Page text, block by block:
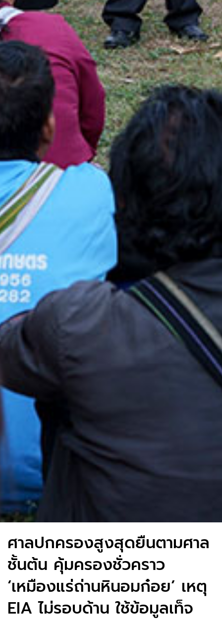
ศาลปกครองสูงสุดยืนตามศาล
ชั้นต้น คุ้มครองชั่วคราว
‘เหมืองแร่ถ่านหินอมก๋อย’ เหตุ
EIA ไม่รอบด้าน ใช้ข้อมูลเท็จ